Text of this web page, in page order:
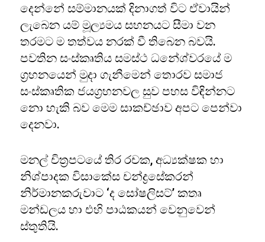
දෙන්නේ සම්මානයක් දිනාගත් විට ඒවායින්
ලැබෙන යම් මූල්‍යමය සහනයට සීමා වන
තරමට ම තත්වය නරක් වී තිබෙන බවයි.
පවතින සංස්කෘතිය සමස්ථ ධනේශ්වරයේ ම
ග්‍රහනයෙන් මුදා ගැනීමෙන් තොරව සමාජ
සංස්කෘතික ජයග්‍රහනවල සුව පහස විඳින්නට
නො හැකි බව මෙම සාකච්ඡාව අපට පෙන්වා
දෙනවා.
මනල් චිත්‍රපටයේ තිර රචක, අධ්‍යක්ෂක හා
නිශ්පාදක විසාකේස චන්ද්‍රසේකරන්
නිර්මානකරුවාට ‘ද සෝෂලිසට්’ කතෘ
මන්ඩලය හා එහි පාඨකයන් වෙනුවෙන්
ස්තුතියි.